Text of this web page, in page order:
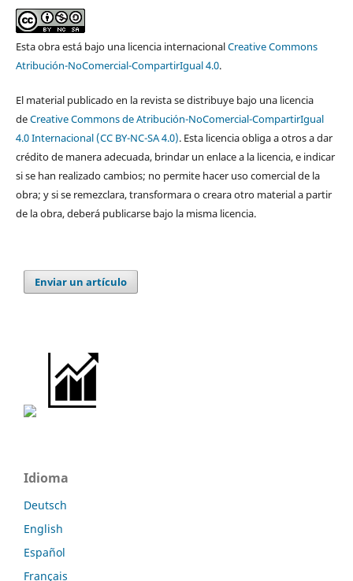
Esta obra está bajo una licencia internacionalCreative Commons
Atribución-NoComercial-CompartirIgual 4.0.
El material publicado en la revista se distribuye bajo una licencia
deCreative Commons de Atribución-NoComercial-CompartirIgual
4.0 Internacional (CC BY-NC-SA 4.0). Esta licencia obliga a otros a dar
crédito de manera adecuada, brindar un enlace a la licencia, e indicar
si se han realizado cambios; no permite hacer uso comercial de la
obra; y si se remezclara, transformara o creara otro material a partir
de la obra, deberá publicarse bajo la misma licencia.
Enviar un artículo
Idioma
Deutsch
English
Español
Français